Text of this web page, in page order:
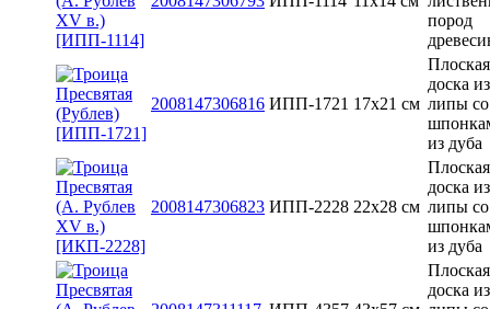
пород
2008147306816 ИПП-1721 17х21 см
Плоская
доска из
липы со
из дуба
2008147306823 ИПП-2228 22х28 см
Плоская
доска из
липы со
из дуба
Плоская
доска из